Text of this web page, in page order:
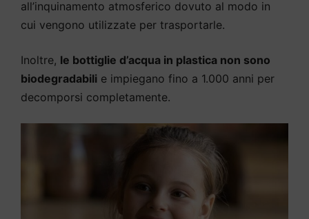
all’inquinamento atmosferico dovuto al modo in
cui vengono utilizzate per trasportarle.
Inoltre, le bottiglie d’acqua in plastica non sono
biodegradabili e impiegano fino a 1.000 anni per
decomporsi completamente.